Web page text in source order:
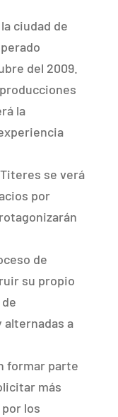
ciudad de
del 2009.
la
se verá
por
de
su propio
alternadas a
formar parte
más
los